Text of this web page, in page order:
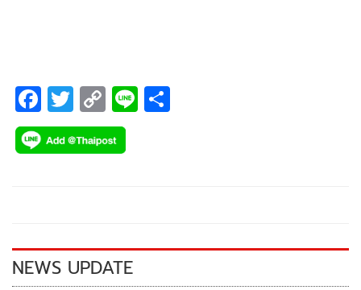
F
ac
e
k
T
wi
tt
C
o
p
k
Li
NEWS UPDATE